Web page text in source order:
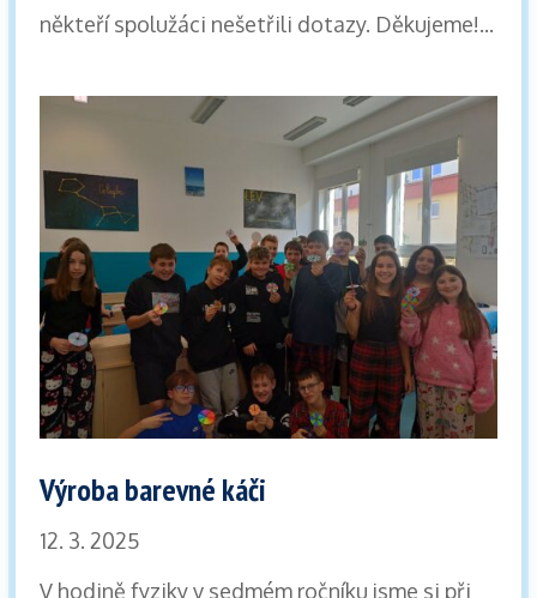
někteří spolužáci nešetřili dotazy. Děkujeme!...
Výroba barevné káči
12. 3. 2025
V hodině fyziky v sedmém ročníku jsme si při